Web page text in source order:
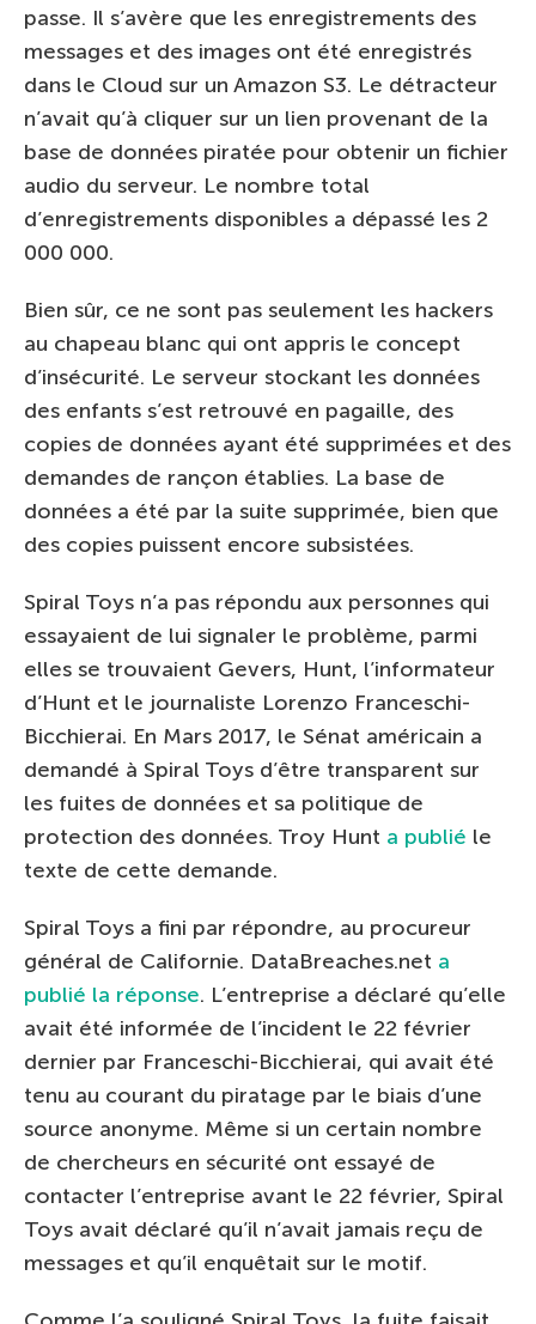
passe. Il s’avère que les enregistrements des
messages et des images ont été enregistrés
dans le Cloud sur un Amazon S3. Le détracteur
n’avait qu’à cliquer sur un lien provenant de la
base de données piratée pour obtenir un fichier
audio du serveur. Le nombre total
d’enregistrements disponibles a dépassé les 2
000 000.
Bien sûr, ce ne sont pas seulement les hackers
au chapeau blanc qui ont appris le concept
d’insécurité. Le serveur stockant les données
des enfants s’est retrouvé en pagaille, des
copies de données ayant été supprimées et des
demandes de rançon établies. La base de
données a été par la suite supprimée, bien que
des copies puissent encore subsistées.
Spiral Toys n’a pas répondu aux personnes qui
essayaient de lui signaler le problème, parmi
elles se trouvaient Gevers, Hunt, l’informateur
d’Hunt et le journaliste Lorenzo Franceschi-
Bicchierai. En Mars 2017, le Sénat américain a
demandé à Spiral Toys d’être transparent sur
les fuites de données et sa politique de
protection des données. Troy Hunt a publié le
texte de cette demande.
Spiral Toys a fini par répondre, au procureur
général de Californie. DataBreaches.net a
publié la réponse. L’entreprise a déclaré qu’elle
avait été informée de l’incident le 22 février
dernier par Franceschi-Bicchierai, qui avait été
tenu au courant du piratage par le biais d’une
source anonyme. Même si un certain nombre
de chercheurs en sécurité ont essayé de
contacter l’entreprise avant le 22 février, Spiral
Toys avait déclaré qu’il n’avait jamais reçu de
messages et qu’il enquêtait sur le motif.